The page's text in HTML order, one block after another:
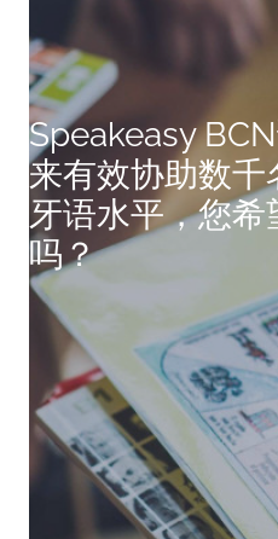
Speakeasy
来有效协助数
牙语水平，您
吗？